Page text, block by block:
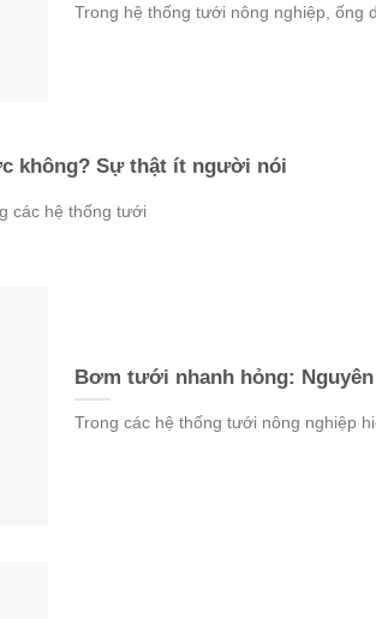
Trong hệ thống tưới nông nghiệp, ống
không? Sự thật ít người nói
các hệ thống tưới
Bơm tưới nhanh hỏng:
Trong các hệ thống tưới nông nghiệp